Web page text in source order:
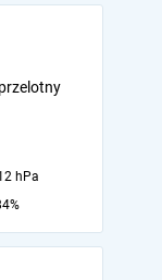
hPa